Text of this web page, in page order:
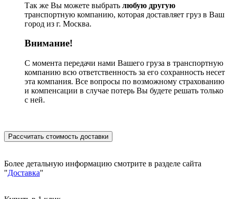
Так же Вы можете выбрать любую другую
транспортную компанию, которая доставляет груз в Ваш
город из г. Москва.
Внимание!
С момента передачи нами Вашего груза в транспортную
компанию всю ответственность за его сохранность несет
эта компания. Все вопросы по возможному страхованию
и компенсации в случае потерь Вы будете решать только
с ней.
Рассчитать стоимость доставки
Более детальную информацию смотрите в разделе сайта
"Доставка"